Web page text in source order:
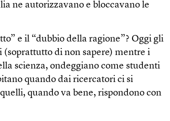
ne autorizzavano e bloccavano le
e il “dubbio della ragione”? Oggi gli
di non sapere) mentre i
scienza, ondeggiano come studenti
quando dai ricercatori ci si
quando va bene, rispondono con